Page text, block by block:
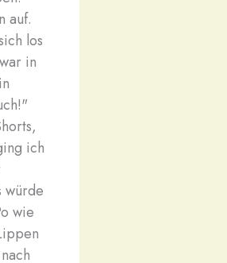
auf.
los
in
ich
würde
wie